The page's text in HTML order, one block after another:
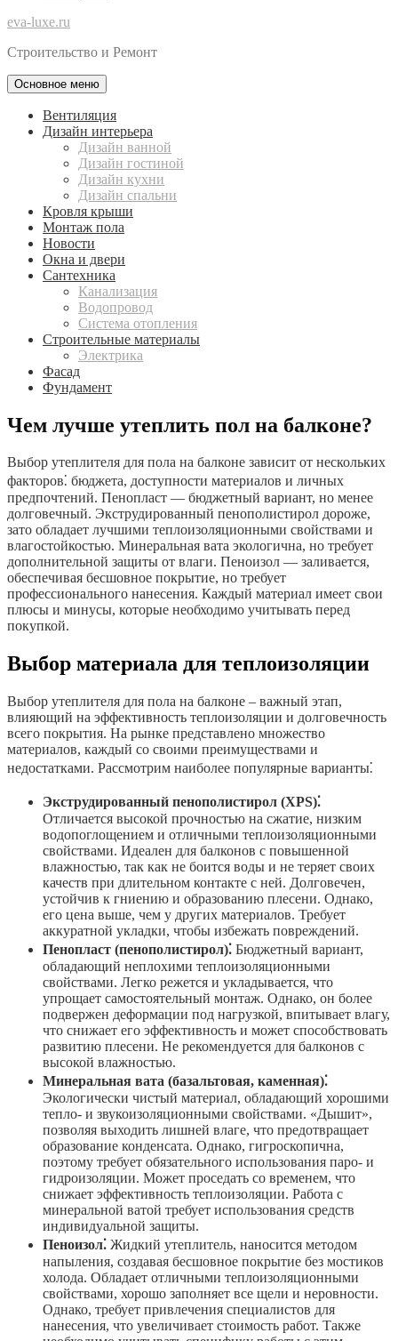
eva-luxe.ru
Строительство и Ремонт
Основное меню
Вентиляция
Дизайн интерьера
Дизайн ванной
Дизайн гостиной
Дизайн кухни
Дизайн спальни
Кровля крыши
Монтаж пола
Новости
Окна и двери
Сантехника
Канализация
Водопровод
Система отопления
Строительные материалы
Электрика
Фасад
Фундамент
Чем лучше утеплить пол на балконе?
Выбор утеплителя для пола на балконе зависит от нескольких
факторов⁚ бюджета, доступности материалов и личных
предпочтений. Пенопласт — бюджетный вариант, но менее
долговечный. Экструдированный пенополистирол дороже,
зато обладает лучшими теплоизоляционными свойствами и
влагостойкостью. Минеральная вата экологична, но требует
дополнительной защиты от влаги. Пеноизол — заливается,
обеспечивая бесшовное покрытие, но требует
профессионального нанесения. Каждый материал имеет свои
плюсы и минусы, которые необходимо учитывать перед
покупкой.
Выбор материала для теплоизоляции
Выбор утеплителя для пола на балконе – важный этап,
влияющий на эффективность теплоизоляции и долговечность
всего покрытия. На рынке представлено множество
материалов, каждый со своими преимуществами и
недостатками. Рассмотрим наиболее популярные варианты⁚
Экструдированный пенополистирол (XPS)⁚
Отличается высокой прочностью на сжатие, низким
водопоглощением и отличными теплоизоляционными
свойствами. Идеален для балконов с повышенной
влажностью, так как не боится воды и не теряет своих
качеств при длительном контакте с ней. Долговечен,
устойчив к гниению и образованию плесени. Однако,
его цена выше, чем у других материалов. Требует
аккуратной укладки, чтобы избежать повреждений.
Пенопласт (пенополистирол)⁚ Бюджетный вариант,
обладающий неплохими теплоизоляционными
свойствами. Легко режется и укладывается, что
упрощает самостоятельный монтаж. Однако, он более
подвержен деформации под нагрузкой, впитывает влагу,
что снижает его эффективность и может способствовать
развитию плесени. Не рекомендуется для балконов с
высокой влажностью.
Минеральная вата (базальтовая, каменная)⁚
Экологически чистый материал, обладающий хорошими
тепло- и звукоизоляционными свойствами. «Дышит»,
позволяя выходить лишней влаге, что предотвращает
образование конденсата. Однако, гигроскопична,
поэтому требует обязательного использования паро- и
гидроизоляции. Может проседать со временем, что
снижает эффективность теплоизоляции. Работа с
минеральной ватой требует использования средств
индивидуальной защиты.
Пеноизол⁚ Жидкий утеплитель, наносится методом
напыления, создавая бесшовное покрытие без мостиков
холода. Обладает отличными теплоизоляционными
свойствами, хорошо заполняет все щели и неровности.
Однако, требует привлечения специалистов для
нанесения, что увеличивает стоимость работ. Также